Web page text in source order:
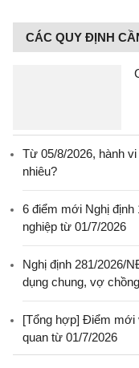
CÁC QUY ĐỊNH
Từ 05/8/2026, hành
nhiêu?
6 điểm mới Nghị
nghiệp từ 01/7/2026
Nghị định 281/2026/
dụng chung, vợ
[Tổng hợp] Điểm mới
quan từ 01/7/2026